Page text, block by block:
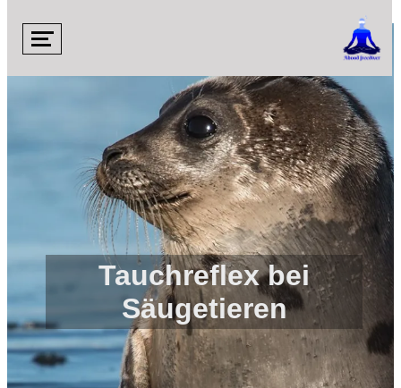
Tauchreflex bei
Säugetieren